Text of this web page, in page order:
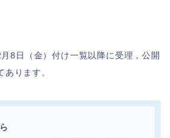
8日（金）付け一覧以降に受理，公開
ります。